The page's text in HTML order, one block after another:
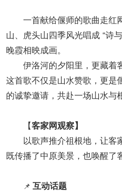
一首献给偃师的歌曲走红
山、虎头山四季风光唱成 “诗
晚霞相映成画。
伊洛河的夕阳里，更藏着客
这首歌不仅是山水赞歌，更是
的诚挚邀请，共赴一场山水与
【客家网观察】
以歌声推介祖根地，让客
既传播了中原美景，也唤醒了
📌 互动话题